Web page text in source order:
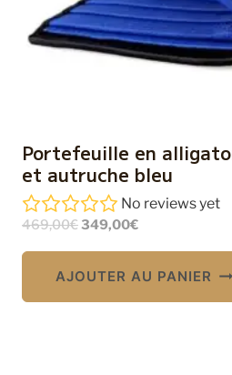
Portefeuille en
et autruche bleu
No reviews yet
469,00€Le
349,00€Le
AJOUTER AU PANIER